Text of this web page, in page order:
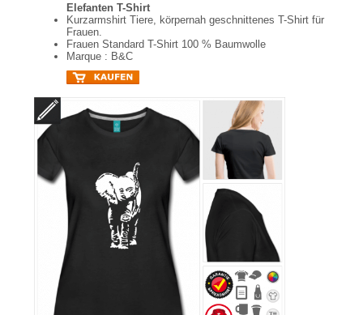
Elefanten T-Shirt
Kurzarmshirt Tiere, körpernah geschnittenes T-Shirt für
Frauen.
Frauen Standard T-Shirt 100 % Baumwolle
Marque : B&C